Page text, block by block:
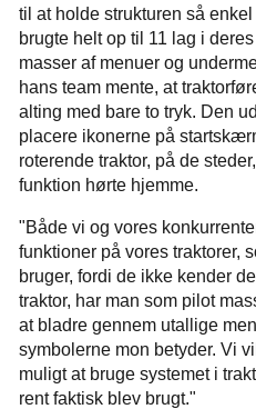
til at holde strukturen så
brugte helt op til 11 lag i
masser af menuer og
hans team mente, at
alting med bare to tryk. Den
placere ikonerne på
roterende traktor, på de
funktion hørte hjemme.
"Både vi og vores
funktioner på vores traktorer,
bruger, fordi de ikke kender
traktor, har man som pilot
at bladre gennem utallige
symbolerne mon betyder. Vi
muligt at bruge systemet i
rent faktisk blev brugt."